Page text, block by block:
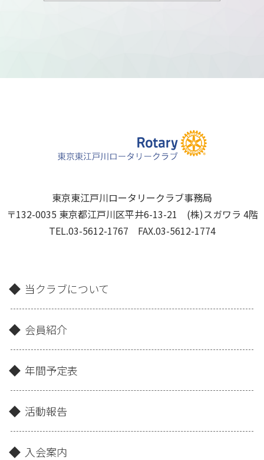
東京東江戸川ロータリークラブ事務局
〒132-0035 東京都江戸川区平井6-13-21 (株)スガワラ 4階
TEL.03-5612-1767 FAX.03-5612-1774
当クラブについて
会員紹介
年間予定表
活動報告
入会案内